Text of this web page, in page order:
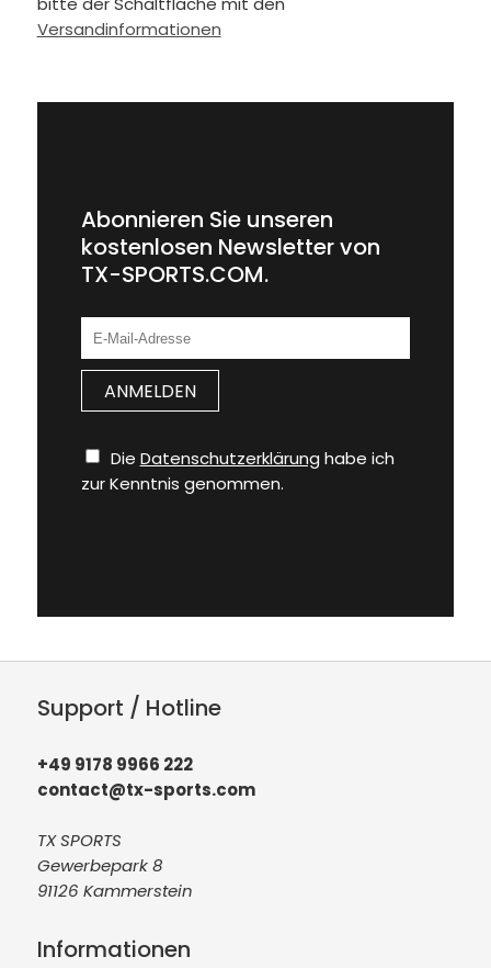
Versandinformationen
Abonnieren Sie unseren
kostenlosen Newsletter von
TX-SPORTS.COM.
Die Datenschutzerklärung habe ich
zur Kenntnis genommen.
Support / Hotline
+49 9178 9966 222
contact@tx-sports.com
TX SPORTS
Gewerbepark 8
91126 Kammerstein
Informationen